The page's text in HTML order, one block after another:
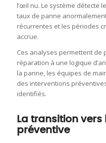
l’œil nu. Le système détecte
taux de panne
récurrentes et les périodes
accrue.
Ces analyses permettent de
réparation à une logique
la panne, les équipes de
des interventions
identifiés.
La transition
préventive